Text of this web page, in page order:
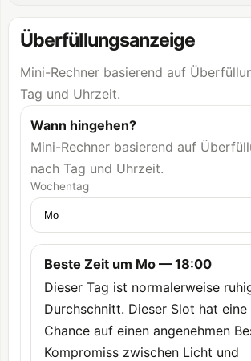
Überfüllungsanzeige
Mini-Rechner basierend auf
Tag und Uhrzeit.
Wann hingehen?
Mini-Rechner basierend auf
nach Tag und Uhrzeit.
Wochentag
Beste Zeit um Mo — 18:00
Dieser Tag ist normalerweise
Durchschnitt. Dieser Slot hat eine
Chance auf einen angenehmen
Kompromiss zwischen Licht und